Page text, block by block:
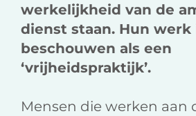
werkelijkheid van de
dienst staan. Hun werk
beschouwen als een
‘vrijheidspraktijk’.
Mensen die werken aan